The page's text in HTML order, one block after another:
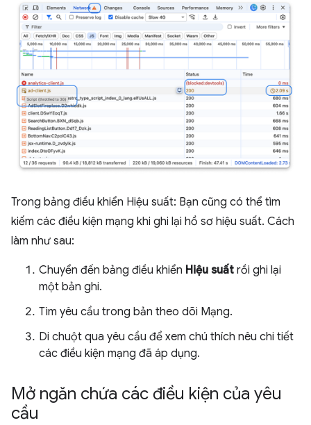
Trong bảng điều khiển Hiệu suất: Bạn cũng có thể tìm
kiếm các điều kiện mạng khi ghi lại hồ sơ hiệu suất. Cách
làm như sau:
Chuyển đến bảng điều khiển Hiệu suất rồi ghi lại
một bản ghi.
Tìm yêu cầu trong bản theo dõi Mạng.
Di chuột qua yêu cầu để xem chú thích nêu chi tiết
các điều kiện mạng đã áp dụng.
Mở ngăn chứa các điều kiện của yêu
cầu